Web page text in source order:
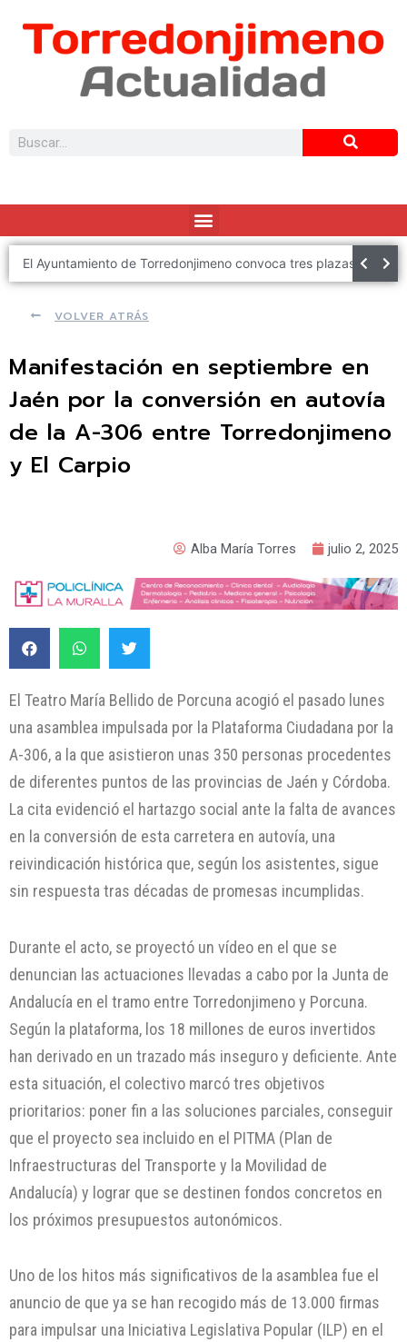
El Ayuntamiento de Torredonjimeno convoca tres plazas de Policía Local
VOLVER ATRÁS
Manifestación en septiembre en
Jaén por la conversión en autovía
de la A-306 entre Torredonjimeno
y El Carpio
Alba María Torres julio 2, 2025
El Teatro María Bellido de Porcuna acogió el pasado lunes
una asamblea impulsada por la Plataforma Ciudadana por la
A-306, a la que asistieron unas 350 personas procedentes
de diferentes puntos de las provincias de Jaén y Córdoba.
La cita evidenció el hartazgo social ante la falta de avances
en la conversión de esta carretera en autovía, una
reivindicación histórica que, según los asistentes, sigue
sin respuesta tras décadas de promesas incumplidas.
Durante el acto, se proyectó un vídeo en el que se
denuncian las actuaciones llevadas a cabo por la Junta de
Andalucía en el tramo entre Torredonjimeno y Porcuna.
Según la plataforma, los 18 millones de euros invertidos
han derivado en un trazado más inseguro y deficiente. Ante
esta situación, el colectivo marcó tres objetivos
prioritarios: poner fin a las soluciones parciales, conseguir
que el proyecto sea incluido en el PITMA (Plan de
Infraestructuras del Transporte y la Movilidad de
Andalucía) y lograr que se destinen fondos concretos en
los próximos presupuestos autonómicos.
Uno de los hitos más significativos de la asamblea fue el
anuncio de que ya se han recogido más de 13.000 firmas
para impulsar una Iniciativa Legislativa Popular (ILP) en el